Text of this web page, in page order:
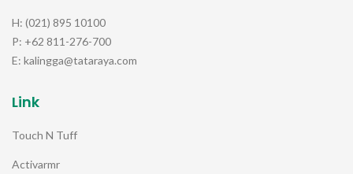
H: (021) 895 10100
P: +62 811-276-700
E: kalingga@tataraya.com
Link
Touch N Tuff
Activarmr